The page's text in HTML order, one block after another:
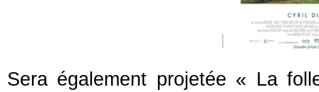
Sera également projetée « La